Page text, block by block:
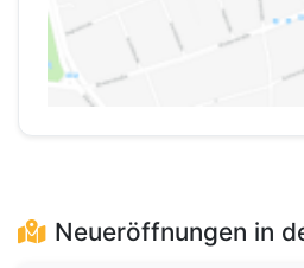
Neueröffnungen in